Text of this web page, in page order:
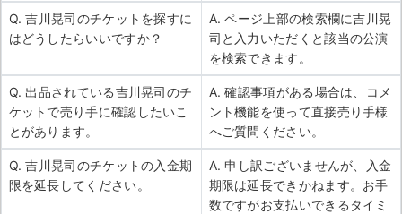
Q. 吉川晃司のチケットを探すに
はどうしたらいいですか？
A. ページ上部の検索欄に吉川晃
司と入力いただくと該当の公演
を検索できます。
Q. 出品されている吉川晃司のチ
ケットで売り手に確認したいこ
とがあります。
A. 確認事項がある場合は、コメ
ント機能を使って直接売り手様
へご質問ください。
Q. 吉川晃司のチケットの入金期
限を延長してください。
A. 申し訳ございませんが、入金
期限は延長できかねます。お手
数ですがお支払いできるタイミ